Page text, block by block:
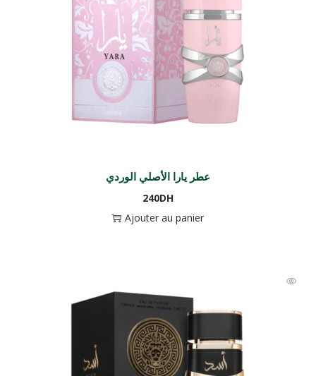
عطر يارا الأصلي الوردي
240DH
Ajouter au panier